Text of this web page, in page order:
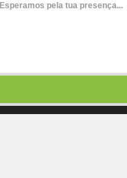
Esperamos pela tua presença...